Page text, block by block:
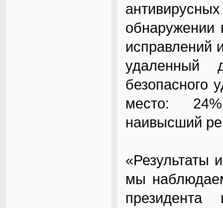
обнаружении
исправлений
удаленный
безопасного
место:
наивысший
«Результаты
мы